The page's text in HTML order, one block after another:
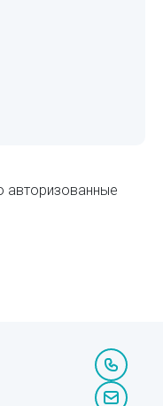
авторизованные